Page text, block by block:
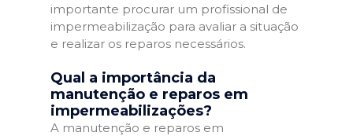
importante procurar um profissional de
impermeabilização para avaliar a situação
e realizar os reparos necessários.
Qual a importância da
manutenção e reparos em
impermeabilizações?
A manutenção e reparos em